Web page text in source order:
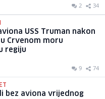
2 34
USS Truman nakon
Crvenom moru
regiju
9 74
bez aviona vrijednog